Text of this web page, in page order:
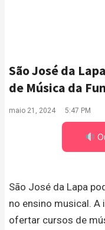
São José da
de Música da
maio 21, 2024 5:47 PM
São José da Lapa
no ensino musical. A
ofertar cursos de